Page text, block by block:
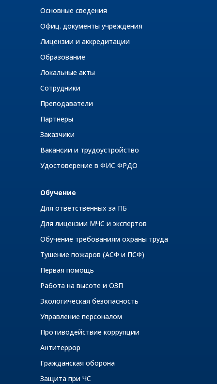
Экологическая безопасность
Антитеррор
Противодействие коррупции
Гражданская оборона
Защита при ЧС
Управление персоналом
Обучение
Для ответственных за ПБ
Тушение пожаров (АСФ и ПСФ)
Первая помощь
Работа на высоте и ОЗП
Для лицензии МЧС и экспертов
Обучение требованиям охраны труда
Преподаватели
Партнеры
Заказчики
Вакансии и трудоустройство
Удостоверение в ФИС ФРДО
Основные сведения
Офиц. документы учреждения
Лицензии и аккредитации
Образование
Локальные акты
Сотрудники